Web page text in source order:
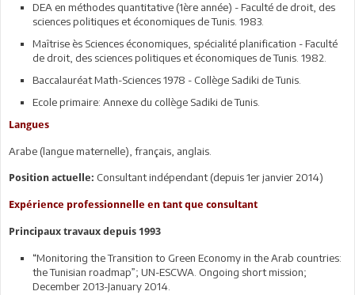
DEA en méthodes quantitative (1ère année) - Faculté de droit, des
sciences politiques et économiques de Tunis. 1983.
Maîtrise ès Sciences économiques, spécialité planification - Faculté
de droit, des sciences politiques et économiques de Tunis. 1982.
Baccalauréat Math-Sciences 1978 - Collège Sadiki de Tunis.
Ecole primaire: Annexe du collège Sadiki de Tunis.
Langues
Arabe (langue maternelle), français, anglais.
Position actuelle: Consultant indépendant (depuis 1er janvier 2014)
Expérience professionnelle en tant que consultant
Principaux travaux depuis 1993
“Monitoring the Transition to Green Economy in the Arab countries:
the Tunisian roadmap”; UN-ESCWA. Ongoing short mission;
December 2013-January 2014.